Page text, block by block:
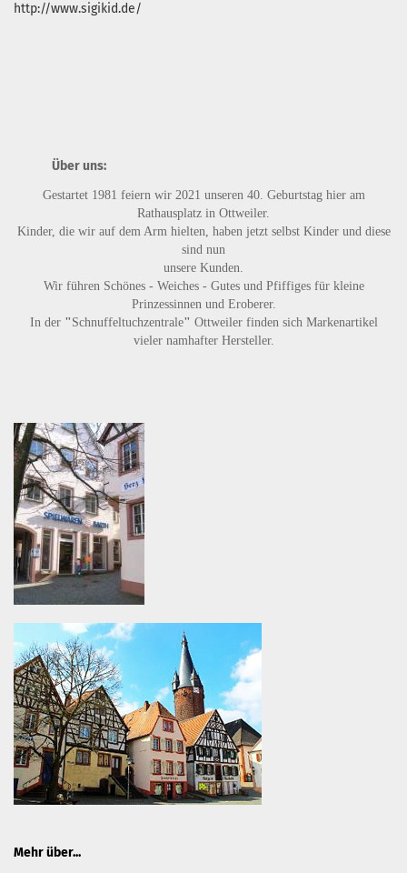
http://www.sigikid.de/
Über uns:
Gestartet 1981 feiern wir 2021 unseren 40. Geburtstag hier am
Rathausplatz in Ottweiler.
Kinder, die wir auf dem Arm hielten, haben jetzt selbst Kinder und diese
sind nun
unsere Kunden.
Wir führen Schönes - Weiches - Gutes und Pfiffigesfür kleine
Prinzessinnen und Eroberer.
In der " Schnuffeltuchzentrale" Ottweiler finden sich Markenartikel
vieler namhafter Hersteller.
Mehr über...